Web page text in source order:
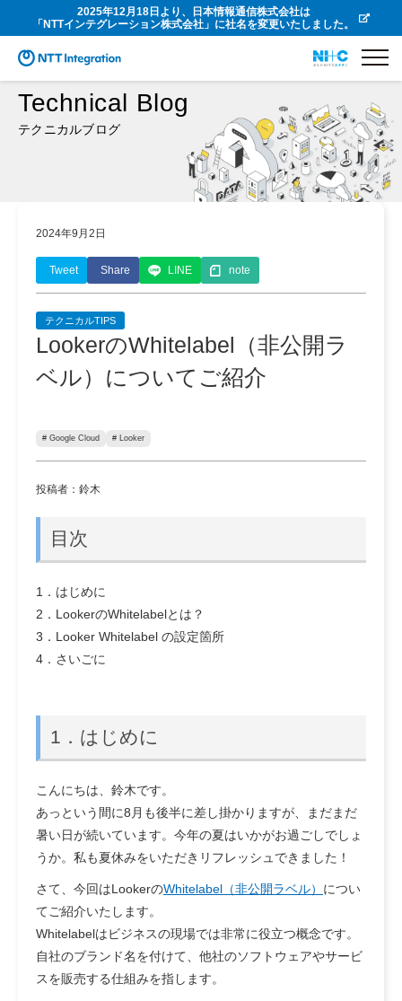
2025年12月18日より、日本情報通信株式会社は
「NTTインテグレーション株式会社」に社名を変更いたしました。
Technical Blog
テクニカルブログ
2024年9月2日
Tweet Share LINE note
テクニカルTIPS
LookerのWhitelabel（非公開ラ
ベル）についてご紹介
# Google Cloud # Looker
投稿者：鈴木
目次
1．はじめに
2．LookerのWhitelabelとは？
3．Looker Whitelabel の設定箇所
4．さいごに
1．はじめに
こんにちは、鈴木です。
あっという間に8月も後半に差し掛かりますが、まだまだ
暑い日が続いています。今年の夏はいかがお過ごしでしょ
うか。私も夏休みをいただきリフレッシュできました！
さて、今回はLookerのWhitelabel（非公開ラベル） につい
てご紹介いたします。
Whitelabelはビジネスの現場では非常に役立つ概念です。
自社のブランド名を付けて、他社のソフトウェアやサービ
スを販売する仕組みを指します。